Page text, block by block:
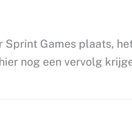
Games plaats,
nog een vervolg